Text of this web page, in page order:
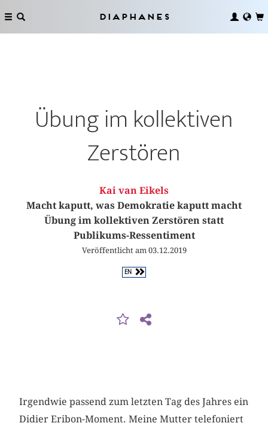
Diaphanes
Übung im kollektiven
Zerstören
Kai van Eikels
Macht kaputt, was Demokratie kaputt macht
Übung im kollektiven Zerstören statt
Publikums-Ressentiment
Veröffentlicht am 03.12.2019
EN
Irgendwie passend zum letzten Tag des Jahres ein
Didier Eribon-Moment. Meine Mutter telefoniert